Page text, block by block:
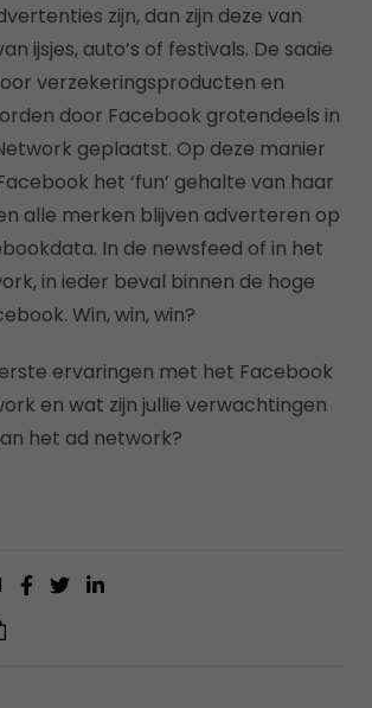
zijn, dan zijn deze van
ijsjes, auto’s of festivals. De saaie
verzekeringsproducten en
door Facebook grotendeels in
geplaatst. Op deze manier
het ‘fun’ gehalte van haar
alle merken blijven adverteren op
In de newsfeed of in het
in ieder beval binnen de hoge
Win, win, win?
ervaringen met het Facebook
en wat zijn jullie verwachtingen
het ad network?